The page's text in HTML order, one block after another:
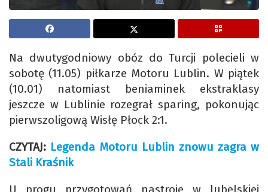
Na dwutygodniowy obóz do Turcji polecieli w
sobotę (11.05) piłkarze Motoru Lublin. W piątek
(10.01) natomiast beniaminek ekstraklasy
jeszcze w Lublinie rozegrał sparing, pokonując
pierwszoligową Wisłę Płock 2:1.
CZYTAJ: Legenda Motoru Lublin znowu zagra w
Stali Kraśnik